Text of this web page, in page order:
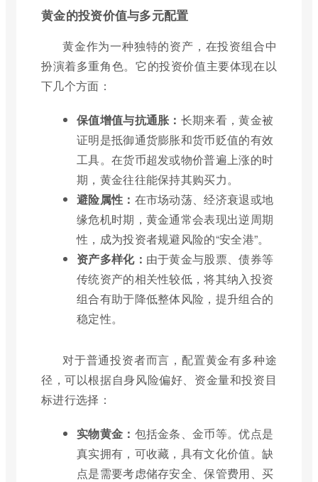
黄金的投资价值与多元配置
黄金作为一种独特的资产，在投资组合中
扮演着多重角色。它的投资价值主要体现在以
下几个方面：
保值增值与抗通胀： 长期来看，黄金被
证明是抵御通货膨胀和货币贬值的有效
工具。在货币超发或物价普遍上涨的时
期，黄金往往能保持其购买力。
避险属性： 在市场动荡、经济衰退或地
缘危机时期，黄金通常会表现出逆周期
性，成为投资者规避风险的“安全港”。
资产多样化： 由于黄金与股票、债券等
传统资产的相关性较低，将其纳入投资
组合有助于降低整体风险，提升组合的
稳定性。
对于普通投资者而言，配置黄金有多种途
径，可以根据自身风险偏好、资金量和投资目
标进行选择：
实物黄金： 包括金条、金币等。优点是
真实拥有，可收藏，具有文化价值。缺
点是需要考虑储存安全、保管费用、买